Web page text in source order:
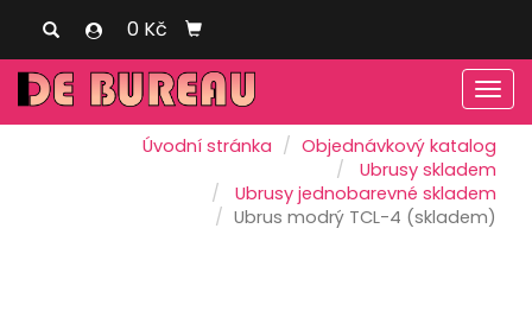
0 Kč
Úvodní stránka
Objednávkový katalog
Ubrusy skladem
Ubrusy jednobarevné skladem
Ubrus modrý TCL-4 (skladem)